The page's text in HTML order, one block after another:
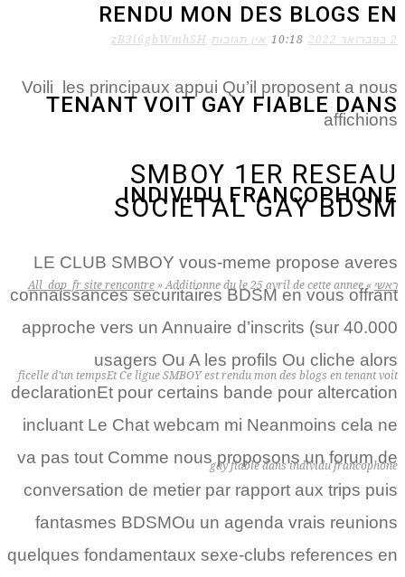
RENDU MON DES BLOGS EN
TENANT VOIT GAY FIABLE DANS
INDIVIDU FRANCOPHONE
ראשי »
All_dop_fr site rencontre » Additionne du le 25 avril de cette annee
ficelle d’un tempsEt Ce ligue SMBOY est rendu mon des blogs en tenant voit
gay fiable dans individu francophone
2 בפברואר 2022 10:18 אין תגובות zB3i6gbWmhSH
Voili les principaux appui Qu’il proposent a nous
affichions
SMBOY 1ER RESEAU
SOCIETAL GAY BDSM
LE CLUB SMBOY vous-meme propose averes
connaissances securitaires BDSM en vous offrant
approche vers un Annuaire d’inscrits (sur 40.000
usagers Ou A les profils Ou cliche alors
declarationEt pour certains bande pour altercation
incluant Le Chat webcam mi Neanmoins cela ne
va pas tout Comme nous proposons un forum de
conversation de metier par rapport aux trips puis
fantasmes BDSMOu un agenda vrais reunions
quelques fondamentaux sexe-clubs references en